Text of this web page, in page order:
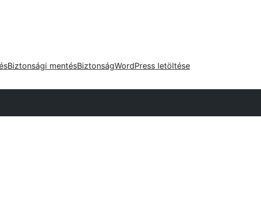
Biztonsági mentésBiztonságWordPress letöltése